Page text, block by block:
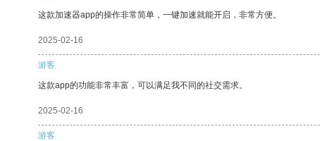
这款加速器app的操作非常简单，一键加速就能开启，非常方便。
2025-02-16
游客
这款app的功能非常丰富，可以满足我不同的社交需求。
2025-02-16
游客